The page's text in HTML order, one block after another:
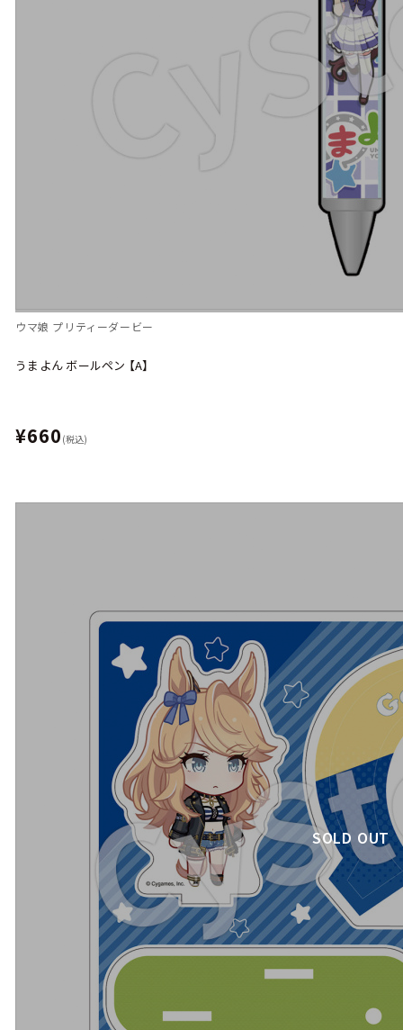
ウマ娘 プリティーダービー
うまよん ボールペン 【A】
¥660 (税込)
SOLD OUT